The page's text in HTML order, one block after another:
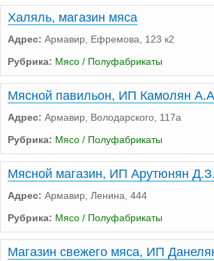
Халяль, магазин мяса
Адрес: Армавир, Ефремова, 123 к2
Рубрика: Мясо / Полуфабрикаты
Мясной павильон, ИП Камолян
Адрес: Армавир, Володарского, 117а
Рубрика: Мясо / Полуфабрикаты
Мясной магазин, ИП Арутюнян Д.З.
Адрес: Армавир, Ленина, 444
Рубрика: Мясо / Полуфабрикаты
Магазин свежего мяса, ИП